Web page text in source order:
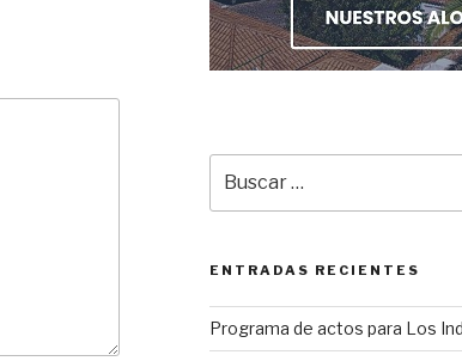
por:
ENTRADAS RECIENTES
Programa de actos para Los